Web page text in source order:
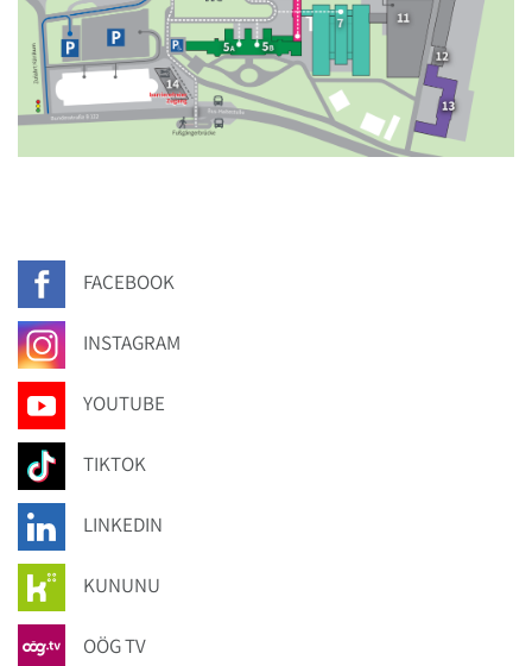
FACEBOOK
INSTAGRAM
YOUTUBE
TIKTOK
LINKEDIN
KUNUNU
OÖG TV